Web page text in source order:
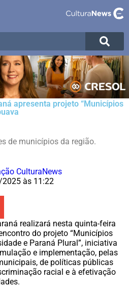
apresenta projeto “Municípios
de municípios da região.
CulturaNews
às 11:22
realizará nesta quinta-feira
do projeto “Municípios
e Paraná Plural”, iniciativa
e implementação, pelas
de políticas públicas
racial e à efetivação